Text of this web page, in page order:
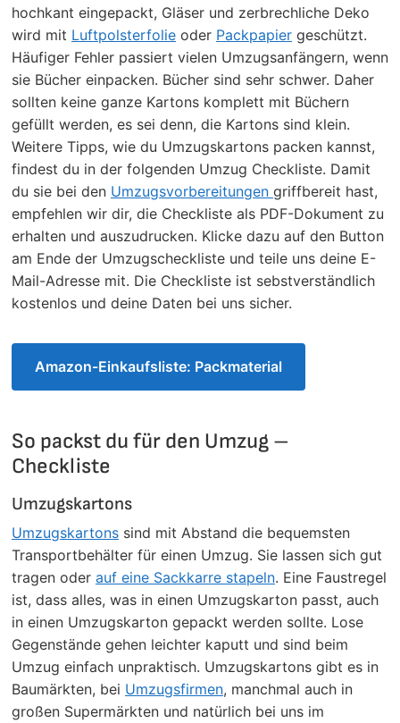
hochkant eingepackt, Gläser und zerbrechliche Deko
wird mit Luftpolsterfolie oder Packpapier geschützt.
Häufiger Fehler passiert vielen Umzugsanfängern, wenn
sie Bücher einpacken. Bücher sind sehr schwer. Daher
sollten keine ganze Kartons komplett mit Büchern
gefüllt werden, es sei denn, die Kartons sind klein.
Weitere Tipps, wie du Umzugskartons packen kannst,
findest du in der folgenden Umzug Checkliste. Damit
du sie bei den Umzugsvorbereitungen griffbereit hast,
empfehlen wir dir, die Checkliste als PDF-Dokument zu
erhalten und auszudrucken. Klicke dazu auf den Button
am Ende der Umzugscheckliste und teile uns deine E-
Mail-Adresse mit. Die Checkliste ist sebstverständlich
kostenlos und deine Daten bei uns sicher.
Amazon-Einkaufsliste: Packmaterial
So packst du für den Umzug –
Checkliste
Umzugskartons
Umzugskartons sind mit Abstand die bequemsten
Transportbehälter für einen Umzug. Sie lassen sich gut
tragen oder auf eine Sackkarre stapeln. Eine Faustregel
ist, dass alles, was in einen Umzugskarton passt, auch
in einen Umzugskarton gepackt werden sollte. Lose
Gegenstände gehen leichter kaputt und sind beim
Umzug einfach unpraktisch. Umzugskartons gibt es in
Baumärkten, bei Umzugsfirmen, manchmal auch in
großen Supermärkten und natürlich bei uns im